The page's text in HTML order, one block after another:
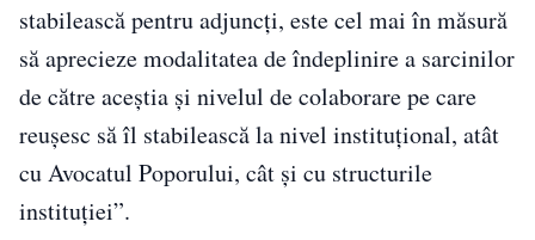
stabilească pentru adjuncţi, este cel mai în măsură
să aprecieze modalitatea de îndeplinire a sarcinilor
de către aceştia şi nivelul de colaborare pe care
reuşesc să îl stabilească la nivel instituţional, atât
cu Avocatul Poporului, cât şi cu structurile
instituţiei”.